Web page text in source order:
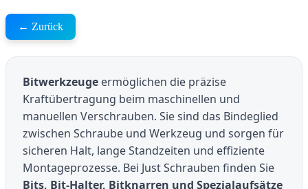
← Zurück
Bitwerkzeuge ermöglichen die präzise
Kraftübertragung beim maschinellen und
manuellen Verschrauben. Sie sind das Bindeglied
zwischen Schraube und Werkzeug und sorgen für
sicheren Halt, lange Standzeiten und effiziente
Montageprozesse. Bei Just Schrauben finden Sie
Bits, Bit-Halter, Bitknarren und Spezialaufsätze